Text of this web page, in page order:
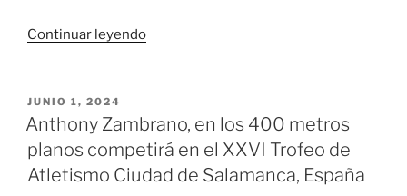
Continuar leyendo«Los
de
Colombia
compiten
el
PUBLICADO
EL
JUNIO 1, 2024
Anthony Zambrano, en los 400 metros
planos competirá en el XXVI Trofeo de
Atletismo Ciudad de Salamanca, España